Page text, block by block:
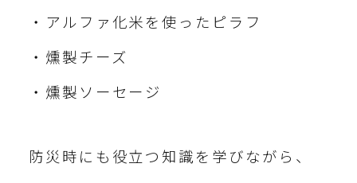
・アルファ化米を使ったピラフ
・燻製チーズ
・燻製ソーセージ
防災時にも役立つ知識を学びながら、